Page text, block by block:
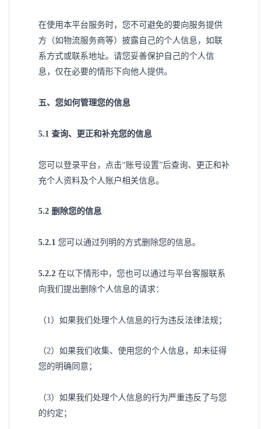
在使用本平台服务时，您不可避免的要向服务提供
方（如物流服务商等）披露自己的个人信息，如联
系方式或联系地址。请您妥善保护自己的个人信
息，仅在必要的情形下向他人提供。
五、您如何管理您的信息
5.1 查询、更正和补充您的信息
您可以登录平台，点击“账号设置”后查询、更正和补
充个人资料及个人账户相关信息。
5.2 删除您的信息
5.2.1 您可以通过列明的方式删除您的信息。
5.2.2 在以下情形中，您也可以通过与平台客服联系
向我们提出删除个人信息的请求：
（1）如果我们处理个人信息的行为违反法律法规；
（2）如果我们收集、使用您的个人信息，却未征得
您的明确同意；
（3）如果我们处理个人信息的行为严重违反了与您
的约定；